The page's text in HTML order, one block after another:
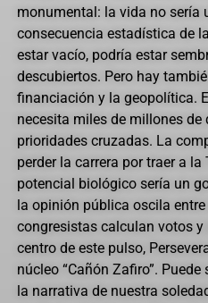
monumental: la vida no sería
consecuencia estadística de
estar vacío, podría estar
descubiertos. Pero hay
financiación y la geopolítica.
necesita miles de millones de
prioridades cruzadas. La
perder la carrera por traer a
potencial biológico sería un
la opinión pública oscila
congresistas calculan votos
centro de este pulso,
núcleo “Cañón Zafiro”.
la narrativa de nuestra